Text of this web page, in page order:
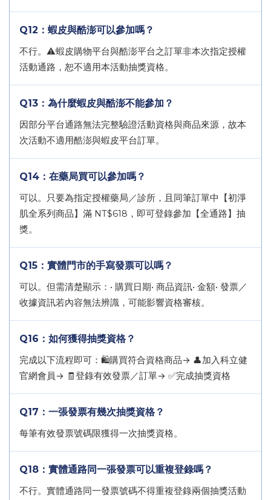
Q12：蝦皮與酷澎可以參加嗎？
不行。⚠️蝦皮購物平台與酷澎平台之訂單非本次指定授權
活動通路，恕不適用本活動抽獎資格。
Q13：為什麼蝦皮與酷澎不能參加？
因部分平台通路無法完整驗證活動資格與商品來源，故本
次活動不適用酷澎與蝦皮平台訂單。
Q14：在藥局買可以參加嗎？
可以。只要為指定授權藥局／診所，且同筆訂單中【初淨
肌全系列商品】滿 NT$618，即可登錄參加【全通路】抽
獎。
Q15：實體門市的手寫發票可以嗎？
可以。但需清楚顯示：• 購買日期• 商品資訊• 金額• 發票／
收據資訊若內容無法辨識，可能影響資格審核。
Q16：如何獲得抽獎資格？
完成以下流程即可：🛍️購買符合資格商品→ 👤加入科立健
官網會員→ 🧾登錄有效發票／訂單→ ✅完成抽獎資格
Q17：一張發票有幾次抽獎資格？
每筆有效發票號碼限獲得一次抽獎資格。
Q18：實體通路同一張發票可以重複登錄嗎？
不行。實體通路同一發票號碼不得重複登錄兩個抽獎活動